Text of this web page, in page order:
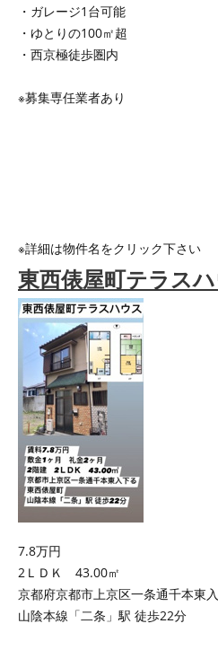
・ガレージ1台可能
・ゆとりの100㎡超
・西京極徒歩圏内
※募集専任業者あり
※詳細は物件名をクリック下さい
東西俵屋町テラス
7.8万円
2ＬＤＫ 43.00㎡
京都府京都市上京区一条通千本東
山陰本線「二条」駅 徒歩22分